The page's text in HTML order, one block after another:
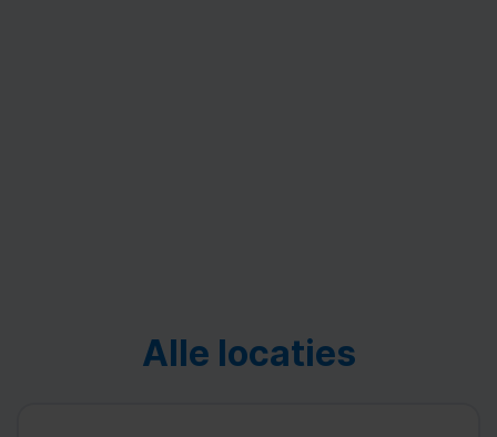
Alle locaties